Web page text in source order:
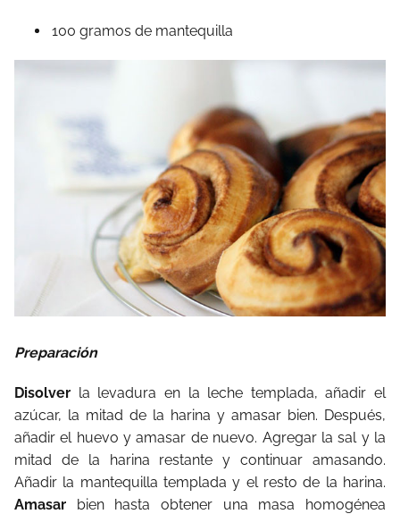
100 gramos de mantequilla
Preparación
Disolver la levadura en la leche templada, añadir el
azúcar, la mitad de la harina y amasar bien. Después,
añadir el huevo y amasar de nuevo. Agregar la sal y la
mitad de la harina restante y continuar amasando.
Añadir la mantequilla templada y el resto de la harina.
Amasar bien hasta obtener una masa homogénea